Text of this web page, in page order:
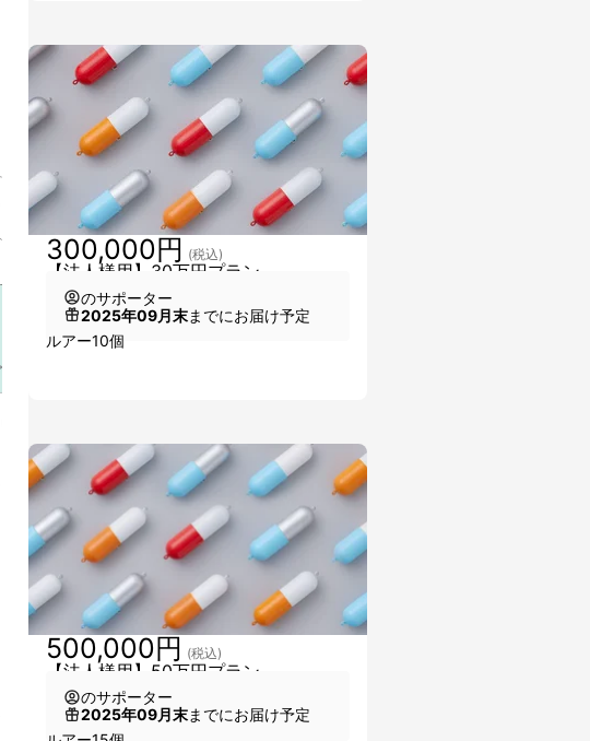
【法人様用】30万円プラン
300,000円 (税込)
のサポーター
2025年09月末までにお届け予定
ルアー10個
【法人様用】50万円プラン
500,000円 (税込)
のサポーター
2025年09月末までにお届け予定